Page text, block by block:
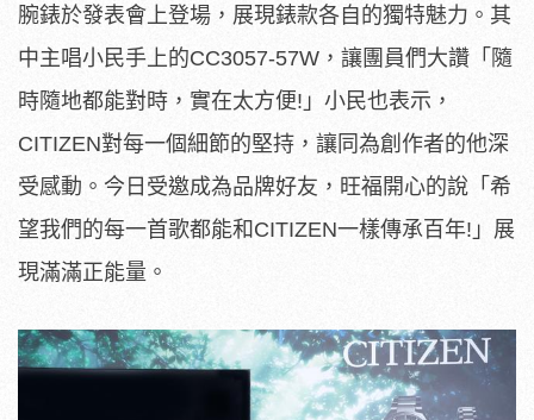
腕錶於發表會上登場，展現錶款各自的獨特魅力。其
中主唱小民手上的CC3057-57W，讓團員們大讚「隨
時隨地都能對時，實在太方便!」小民也表示，
CITIZEN對每一個細節的堅持，讓同為創作者的他深
受感動。今日受邀成為品牌好友，旺福開心的說「希
望我們的每一首歌都能和CITIZEN一樣傳承百年!」展
現滿滿正能量。